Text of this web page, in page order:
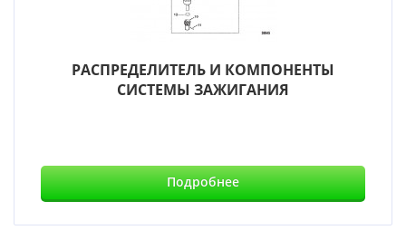
РАСПРЕДЕЛИТЕЛЬ И КОМПОНЕНТЫ
СИСТЕМЫ ЗАЖИГАНИЯ
Подробнее